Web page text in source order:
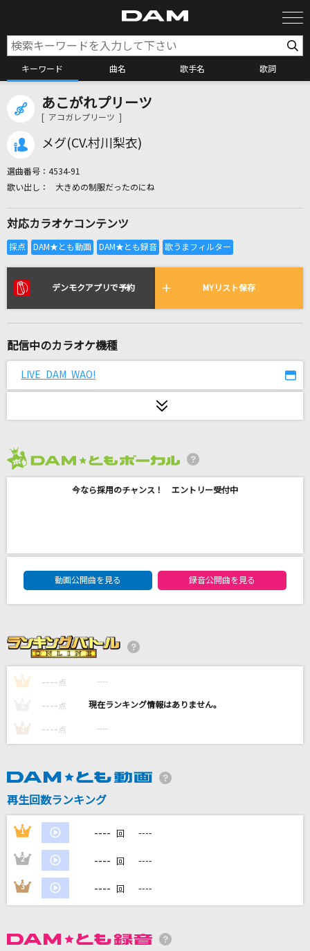
キーワード 曲名 歌手名 歌詞
カラオケ検索
カラオケ店舗検索
全国りれき
リアルタイムで歌われている曲の一覧
真夜中マーメイド
光の街
爆風スランプ(BAKUFU-SLUMP)
[生音]青い珊瑚礁
THYME
ひまわりの約束
東京サマーセッション feat.瀬戸口優・榎本夏
村健一・豊崎愛生)
HoneyWorks
[生音]水平線
back number
カラオケ最新情報をチェック！
あこがれプリーツ
[ アコガレプリーツ ]
メグ(CV.村川梨衣)
選曲番号： 4534-91
大きめの制服だったのにね
対応カラオケコンテンツ
デンモクアプリで予約 MYリスト保存
配信中のカラオケ機種
LIVE DAM WAO!
今なら採用のチャンス！ エントリー受付中
DAM★ともボーカルエントリーランキング
動画公開曲を見る
録音公開曲を見る
1 ---- 点 ----
---- 点 ----
3 ---- 点 ----
再生回数ランキング
1 ---- 回 ----
2 ---- 回 ----
3 ---- 回 ----